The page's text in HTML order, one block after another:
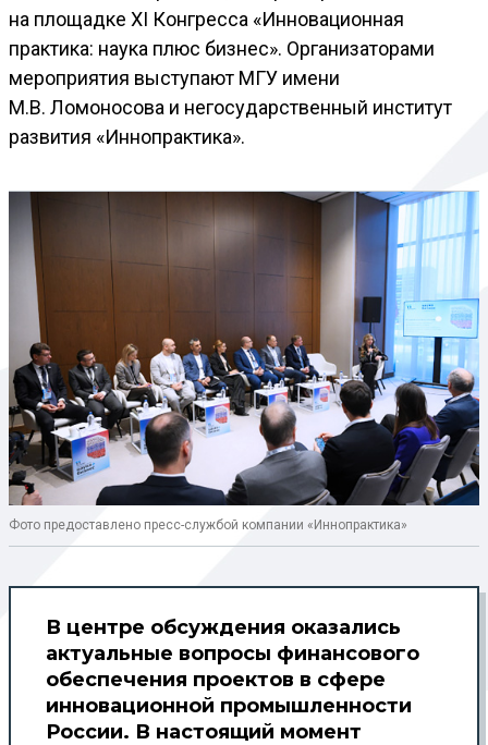
на площадке ХI Конгресса «Инновационная
практика: наука плюс бизнес». Организаторами
мероприятия выступают МГУ имени
М.В. Ломоносова и негосударственный институт
развития «Иннопрактика».
Фото предоставлено пресс-службой компании «Иннопрактика»
В центре обсуждения оказались
актуальные вопросы финансового
обеспечения проектов в сфере
инновационной промышленности
России. В настоящий момент